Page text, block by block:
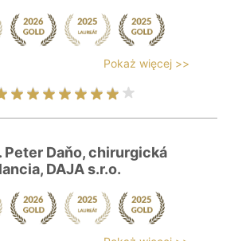
Pokaż więcej >>
Peter Daňo, chirurgická
DAJA s.r.o.